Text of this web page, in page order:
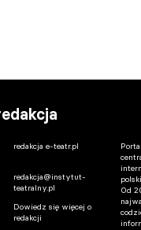
Kultury trwa
Tusk spotkał
redakcja e-teatr.pl
redakcja@instytut-
teatralny.pl
Dowiedz się więcej o
redakcji
Od